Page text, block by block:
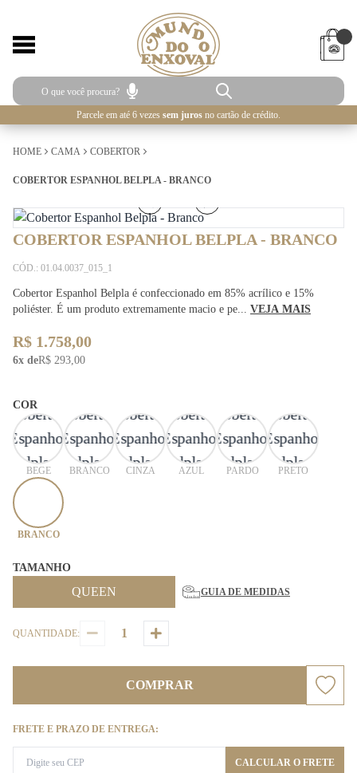
Parcele em até 6 vezes sem juros no cartão de crédito.
HOME CAMA COBERTOR
COBERTOR ESPANHOL BELPLA - BRANCO
COBERTOR ESPANHOL BELPLA - BRANCO
CÓD.: 01.04.0037_015_1
Cobertor Espanhol Belpla é confeccionado em 85% acrílico e 15%
poliéster. É um produto extremamente macio e pe... VEJA MAIS
R$ 1.758,00
6x deR$ 293,00
COR
BEGE BRANCO CINZA AZUL PARDO PRETO
BRANCO
TAMANHO
QUEEN GUIA DE MEDIDAS
QUANTIDADE:
COMPRAR
FRETE E PRAZO DE ENTREGA:
CALCULAR O FRETE